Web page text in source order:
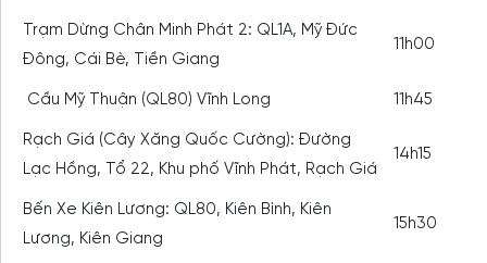
Trạm Dừng Chân Minh Phát 2: QL1A, Mỹ Đức
Đông, Cái Bè, Tiền Giang
11h00
Cầu Mỹ Thuận (QL80) Vĩnh Long 11h45
Rạch Giá (Cây Xăng Quốc Cường): Đường
Lạc Hồng, Tổ 22, Khu phố Vĩnh Phát, Rạch Giá
14h15
Bến Xe Kiên Lương: QL80, Kiên Bình, Kiên
Lương, Kiên Giang
15h30